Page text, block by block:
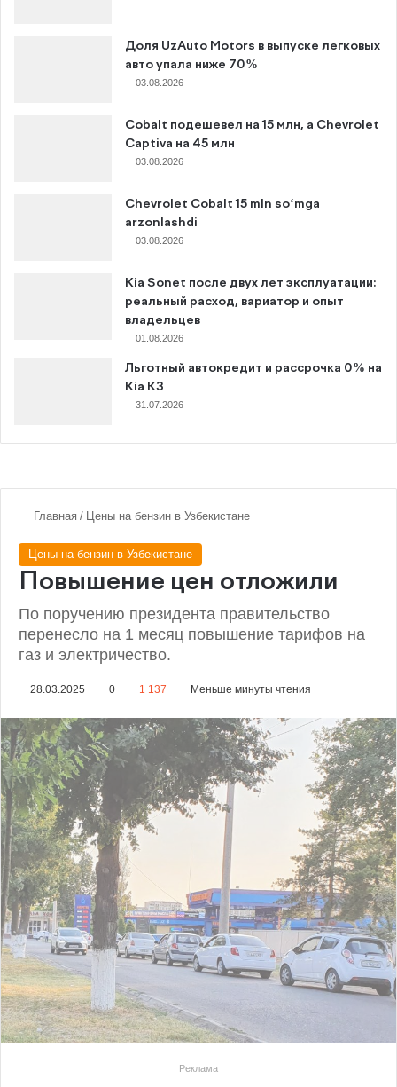
Доля UzAuto Motors в выпуске легковых
авто упала ниже 70%
03.08.2026
Cobalt подешевел на 15 млн, а Chevrolet
Captiva на 45 млн
03.08.2026
Chevrolet Cobalt 15 mln so‘mga
arzonlashdi
03.08.2026
Kia Sonet после двух лет эксплуатации:
реальный расход, вариатор и опыт
владельцев
01.08.2026
Льготный автокредит и рассрочка 0% на
Kia K3
31.07.2026